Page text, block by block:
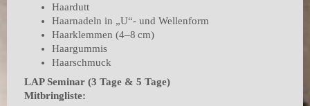
Haardutt
Haarnadeln in „U“- und Wellenform
Haarklemmen (4–8 cm)
Haargummis
Haarschmuck
LAP Seminar (3 Tage & 5 Tage)
Mitbringliste: